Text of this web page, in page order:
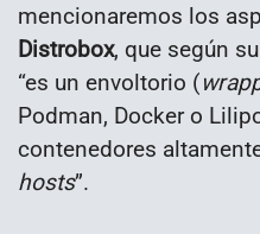
mencionaremos los
Distrobox, que según
“es un envoltorio (
Podman, Docker o
contenedores
hosts”.